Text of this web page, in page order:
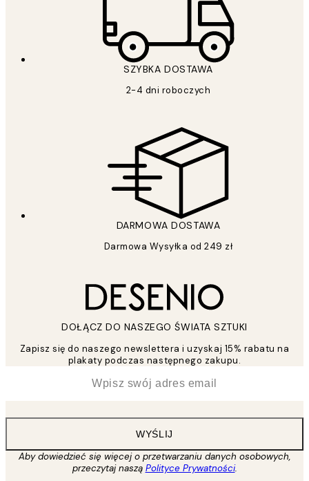
SZYBKA DOSTAWA
2-4 dni roboczych
DARMOWA DOSTAWA
Darmowa Wysyłka od 249 zł
DOŁĄCZ DO NASZEGO ŚWIATA SZTUKI
Zapisz się do naszego newslettera i uzyskaj 15% rabatu na
plakaty podczas następnego zakupu.
WYŚLIJ
Aby dowiedzieć się więcej o przetwarzaniu danych osobowych,
przeczytaj naszą Polityce Prywatności.